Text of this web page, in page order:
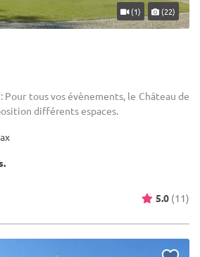
(1) (22)
Pour tous vos évènements, le Château de
différents espaces.
5.0 (11)